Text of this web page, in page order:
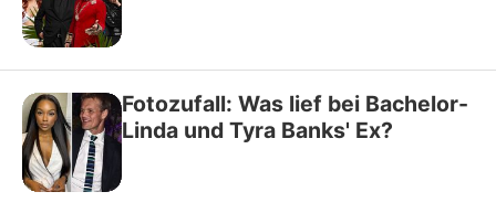
Fotozufall: Was lief bei Bachelor-
Linda und Tyra Banks' Ex?